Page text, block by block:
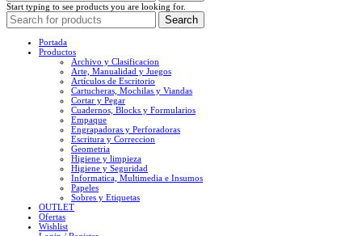
Start typing to see products you are looking for.
Search
Portada
Productos
Archivo y Clasificacion
Arte, Manualidad y Juegos
Artículos de Escritorio
Cartucheras, Mochilas y Viandas
Cortar y Pegar
Cuadernos, Blocks y Formularios
Empaque
Engrapadoras y Perforadoras
Escritura y Correccion
Geometria
Higiene y limpieza
Higiene y Seguridad
Informatica, Multimedia e Insumos
Papeles
Sobres y Etiquetas
OUTLET
Ofertas
Wishlist